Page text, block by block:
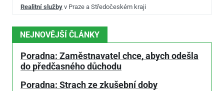
Realitní služby v Praze a Středočeském kraji
NEJNOVĚJŠÍ ČLÁNKY
Poradna: Zaměstnavatel chce, abych odešla
do předčasného důchodu
Poradna: Strach ze zkušební doby